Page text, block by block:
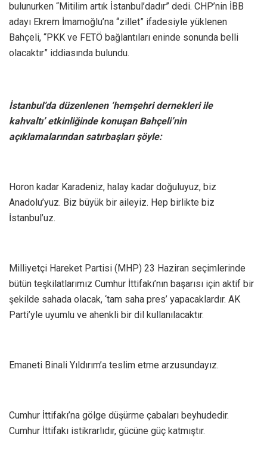
bulunurken “Mitilim artık İstanbul’dadır” dedi. CHP’nin İBB
adayı Ekrem İmamoğlu’na “zillet” ifadesiyle yüklenen
Bahçeli, “PKK ve FETÖ bağlantıları eninde sonunda belli
olacaktır” iddiasında bulundu.
İstanbul’da düzenlenen ‘hemşehri dernekleri ile
kahvaltı’ etkinliğinde konuşan Bahçeli’nin
açıklamalarından satırbaşları şöyle:
Horon kadar Karadeniz, halay kadar doğuluyuz, biz
Anadolu’yuz. Biz büyük bir aileyiz. Hep birlikte biz
İstanbul’uz.
Milliyetçi Hareket Partisi (MHP) 23 Haziran seçimlerinde
bütün teşkilatlarımız Cumhur İttifakı’nın başarısı için aktif bir
şekilde sahada olacak, ‘tam saha pres’ yapacaklardır. AK
Parti’yle uyumlu ve ahenkli bir dil kullanılacaktır.
Emaneti Binali Yıldırım’a teslim etme arzusundayız.
Cumhur İttifakı’na gölge düşürme çabaları beyhudedir.
Cumhur İttifakı istikrarlıdır, gücüne güç katmıştır.